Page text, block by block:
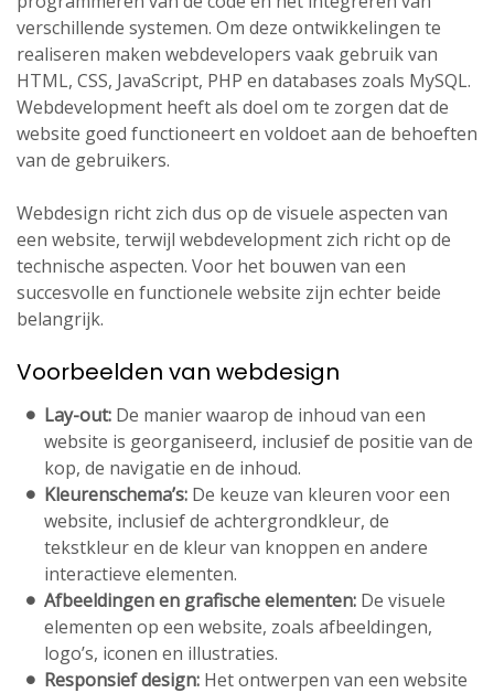
verschillende systemen. Om deze ontwikkelingen te
realiseren maken webdevelopers vaak gebruik van
HTML, CSS, JavaScript, PHP en databases zoals MySQL.
Webdevelopment heeft als doel om te zorgen dat de
website goed functioneert en voldoet aan de behoeften
van de gebruikers.
Webdesign richt zich dus op de visuele aspecten van
een website, terwijl webdevelopment zich richt op de
technische aspecten. Voor het bouwen van een
succesvolle en functionele website zijn echter beide
belangrijk.
Voorbeelden van webdesign
Lay-out: De manier waarop de inhoud van een
website is georganiseerd, inclusief de positie van de
kop, de navigatie en de inhoud.
Kleurenschema’s: De keuze van kleuren voor een
website, inclusief de achtergrondkleur, de
tekstkleur en de kleur van knoppen en andere
interactieve elementen.
Afbeeldingen en grafische elementen: De visuele
elementen op een website, zoals afbeeldingen,
logo’s, iconen en illustraties.
Responsief design: Het ontwerpen van een website